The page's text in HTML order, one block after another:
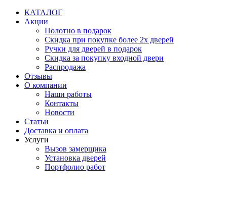
Перейти
содержимому
КАТАЛОГ
Акции
Полотно в подарок
Скидка при покупке более 2х дверей
Ручки для дверей в подарок
Скидка за покупку входной двери
Распродажа
Отзывы
О компании
Наши работы
Контакты
Новости
Статьи
Доставка и оплата
Услуги
Вызов замерщика
Установка дверей
Портфолио работ